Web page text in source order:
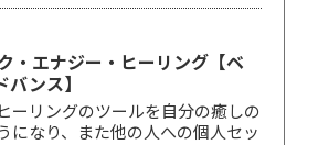
・エナジー・ヒーリング【ベ
ンス】
ーリングのツールを自分の癒しの
になり、また他の人への個人セッ